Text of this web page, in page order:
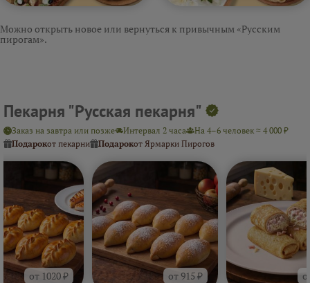
Можно открыть новое или вернуться к привычным «Русским
пирогам».
Пекарня "Русская пекарня"
Заказ на завтра или позже Интервал 2 часа
На 4–6 человек ≈ 4 000 ₽
Подарокот пекарни Подарокот Ярмарки Пирогов
от 1020 ₽ от 915 ₽